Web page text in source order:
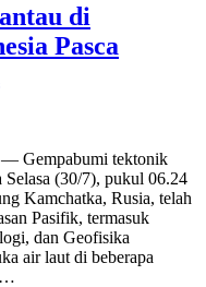
di
Pasca
— Gempabumi tektonik
Selasa (30/7), pukul 06.24
Kamchatka, Rusia, telah
Pasifik, termasuk
dan Geofisika
air laut di beberapa